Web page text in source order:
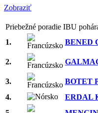
Zobraziť
Priebežné poradie IBU
1.
BENED
2.
3. BOTET
4.
ERDAL